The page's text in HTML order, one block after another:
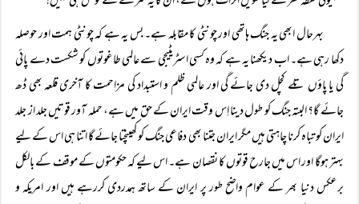
بہرحال ابھی یہ جنگ ہاتھی اور چونٹی کا مقابلہ ہے۔ بس یہ ہے کہ چونٹی ہمت اور حوصلہ
دکھا رہی ہے۔ اب دیکھنا یہ ہے کہ وہ کسی اسٹریٹیجی سے عالمی طاغوتوں کو شکست دے پائی
گی یا پاؤں تلے کچل دی جائے گی اور عالمی ظلم و استبداد کی مزاحمت کا آخری قلعہ بھی ڈھ
جائے گا؟ البتہ جنگ کو طول دینا اِس وقت ایران کے حق میں ہے، حملہ آور قوتیں جلد از جلد
ایران کو تباہ کرنا چاہتی ہیں مگر ایران جتنا بھی دفاعی جنگ کو کھینچتا جائے گا اتنا ہی اس کے لیے
بہتر ہوگا اور اس میں جارح قوتوں کا نقصان ہے۔ اس لیے کہ حکومتوں کے موقف کے بالکل
برعکس دنیا بھر کے عوام واضح طور پر ایران کے ساتھ ہمدردی کررہے ہیں اور امریکہ و